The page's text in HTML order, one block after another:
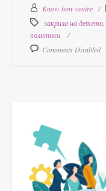
Know-how centre
закрила на детето
политики
Comments Disabled